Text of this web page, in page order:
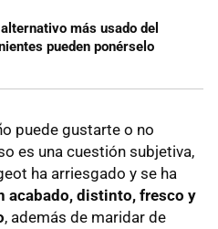
más usado del
pueden ponérselo
puede gustarte o no
es una cuestión subjetiva,
ha arriesgado y se ha
acabado, distinto, fresco y
, además de maridar de